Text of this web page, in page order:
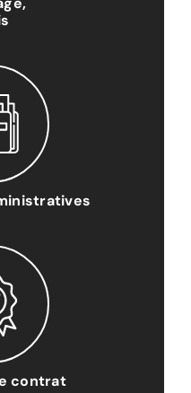
contrat